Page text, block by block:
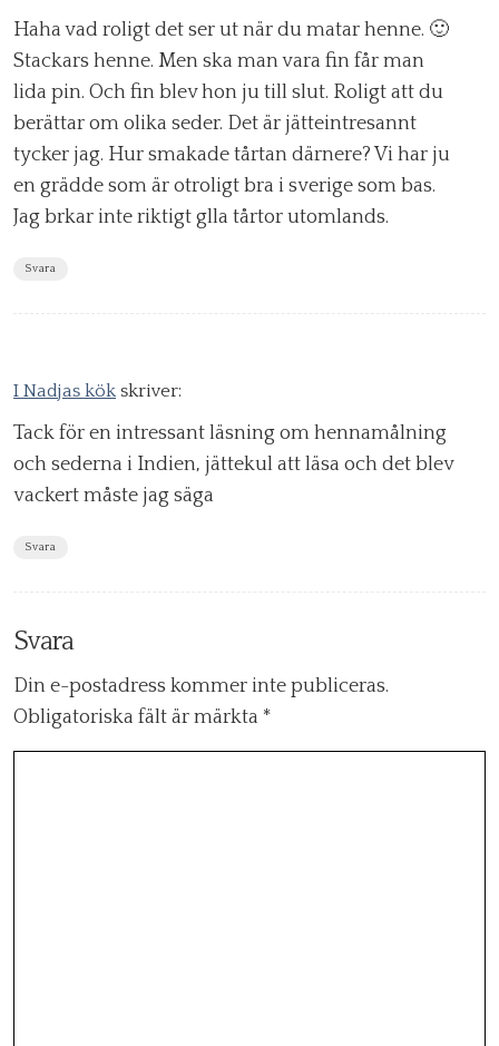
Haha vad roligt det ser ut när du matar henne. 🙂
Stackars henne. Men ska man vara fin får man
lida pin. Och fin blev hon ju till slut. Roligt att du
berättar om olika seder. Det är jätteintresannt
tycker jag. Hur smakade tårtan därnere? Vi har ju
en grädde som är otroligt bra i sverige som bas.
Jag brkar inte riktigt glla tårtor utomlands.
Svara
I Nadjas kök skriver:
Tack för en intressant läsning om hennamålning
och sederna i Indien, jättekul att läsa och det blev
vackert måste jag säga
Svara
Svara
Din e-postadress kommer inte publiceras.
Obligatoriska fält är märkta *